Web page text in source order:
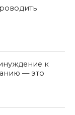
к
— это